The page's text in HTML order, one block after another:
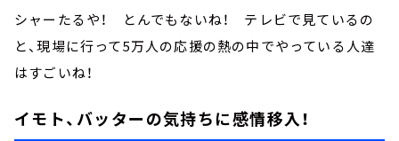
シャーたるや！ とんでもないね！ テレビで見ているの
と、現場に行って5万人の応援の熱の中でやっている人達
はすごいね！
イモト、バッターの気持ちに感情移入！